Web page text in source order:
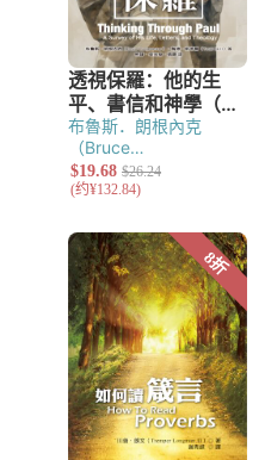
布魯斯．朗根內克
（Bruce
Longenecker）
斯蒂爾（Todd Still）